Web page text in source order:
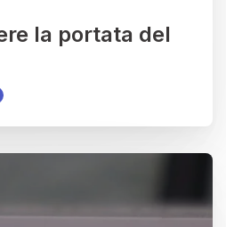
la portata del